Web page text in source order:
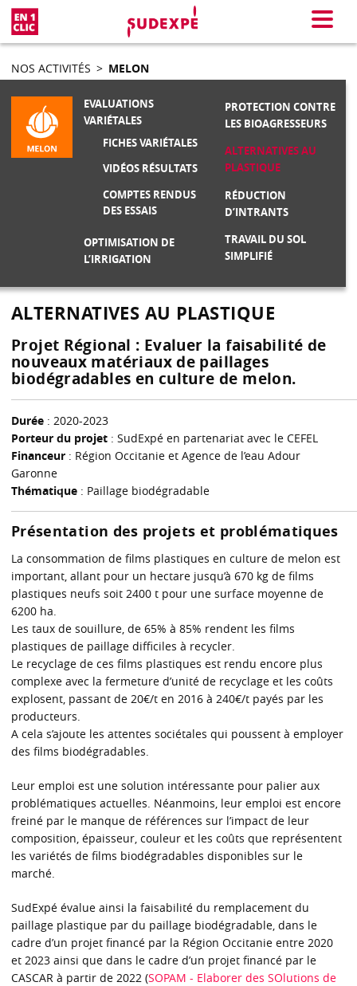
Menu
NOS ACTIVITÉS > MELON
EVALUATIONS
VARIÉTALES
FICHES VARIÉTALES
VIDÉOS RÉSULTATS
COMPTES RENDUS
DES ESSAIS
OPTIMISATION DE
L’IRRIGATION
PROTECTION CONTRE
LES BIOAGRESSEURS
ALTERNATIVES AU
PLASTIQUE
RÉDUCTION
D’INTRANTS
TRAVAIL DU SOL
SIMPLIFIÉ
ALTERNATIVES AU PLASTIQUE
Projet Régional : Evaluer la faisabilité de
nouveaux matériaux de paillages
biodégradables en culture de melon.
Durée : 2020-2023
Porteur du projet : SudExpé en partenariat avec le CEFEL
Financeur : Région Occitanie et Agence de l’eau Adour
Garonne
Thématique : Paillage biodégradable
Présentation des projets et problématiques
La consommation de films plastiques en culture de melon est
important, allant pour un hectare jusqu’à 670 kg de films
plastiques neufs soit 2400 t pour une surface moyenne de
6200 ha.
Les taux de souillure, de 65% à 85% rendent les films
plastiques de paillage difficiles à recycler.
Le recyclage de ces films plastiques est rendu encore plus
complexe avec la fermeture d’unité de recyclage et les coûts
explosent, passant de 20€/t en 2016 à 240€/t payés par les
producteurs.
A cela s’ajoute les attentes sociétales qui poussent à employer
des films biodégradables.
Leur emploi est une solution intéressante pour palier aux
problématiques actuelles. Néanmoins, leur emploi est encore
freiné par le manque de références sur l’impact de leur
composition, épaisseur, couleur et les coûts que représentent
les variétés de films biodégradables disponibles sur le
marché.
SudExpé évalue ainsi la faisabilité du remplacement du
paillage plastique par du paillage biodégradable, dans le
cadre d’un projet financé par la Région Occitanie entre 2020
et 2023 ainsi que dans le cadre d’un projet financé par le
CASCAR à partir de 2022 (SOPAM - Elaborer des SOlutions de